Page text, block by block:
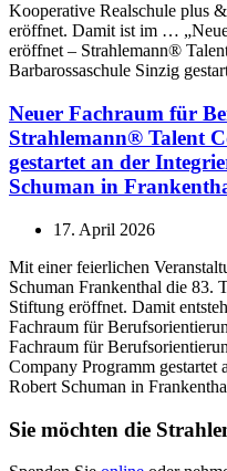
Kooperative Realschule plus
eröffnet. Damit ist im …
eröffnet – Strahlemann®
Barbarossaschule Sinzig
Neuer Fachraum für
Strahlemann® Talent
gestartet an der
Schuman in
17. April 2026
Mit einer feierlichen
Schuman Frankenthal die 83.
Stiftung eröffnet. Damit
Fachraum für
Fachraum für
Company Programm gestartet
Robert Schuman in
Sie möchten die